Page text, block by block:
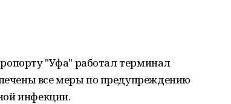
"Уфа" работал терминал
все меры по предупреждению
инфекции.